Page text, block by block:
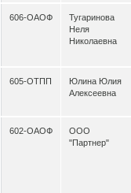
606-ОАОФ
Тугаринова
Неля
Николаевна
605-ОТПП
Юлина Юлия
Алексеевна
602-ОАОФ
ООО
"Партнер"